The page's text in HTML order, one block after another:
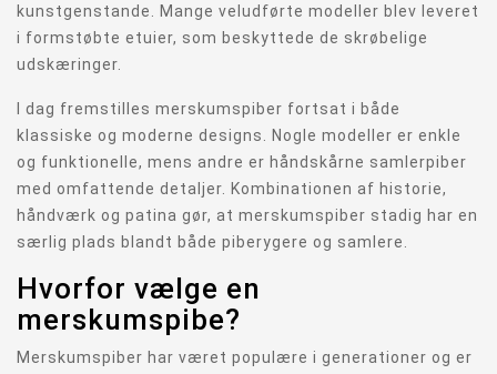
kunstgenstande. Mange veludførte modeller blev leveret
i formstøbte etuier, som beskyttede de skrøbelige
udskæringer.
I dag fremstilles merskumspiber fortsat i både
klassiske og moderne designs. Nogle modeller er enkle
og funktionelle, mens andre er håndskårne samlerpiber
med omfattende detaljer. Kombinationen af historie,
håndværk og patina gør, at merskumspiber stadig har en
særlig plads blandt både piberygere og samlere.
Hvorfor vælge en
merskumspibe?
Merskumspiber har været populære i generationer og er